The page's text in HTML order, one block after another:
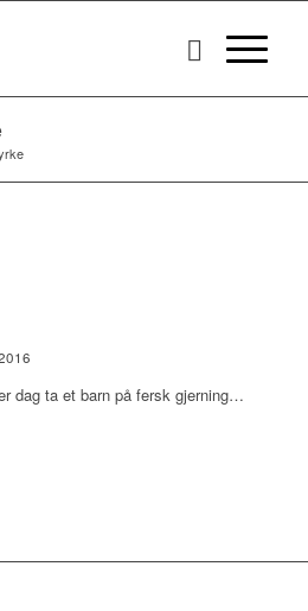
dag ta et barn på fersk gjerning…